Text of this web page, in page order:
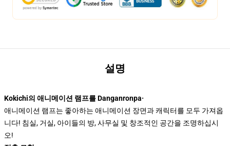
설명
Kokichi의 애니메이션 램프를 Danganronpa·
애니메이션 램프는 좋아하는 애니메이션 장면과 캐릭터를 모두 가져옵
니다! 침실, 거실, 아이들의 방, 사무실 및 창조적인 공간을 조명하십시
오!